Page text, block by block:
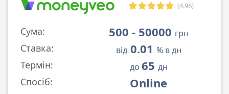
(4.96)
Сума: 500 - 50000 грн
Ставка: від0.01 % в дн
Термін: до 65 дн
Спосіб: Online